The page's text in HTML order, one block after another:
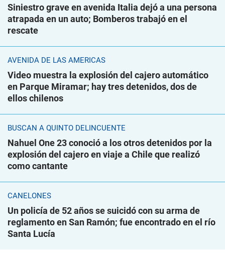
Siniestro grave en avenida Italia dejó a una persona
atrapada en un auto; Bomberos trabajó en el
rescate
AVENIDA DE LAS AMÉRICAS
Video muestra la explosión del cajero automático
en Parque Miramar; hay tres detenidos, dos de
ellos chilenos
BUSCAN A QUINTO DELINCUENTE
Nahuel One 23 conoció a los otros detenidos por la
explosión del cajero en viaje a Chile que realizó
como cantante
CANELONES
Un policía de 52 años se suicidó con su arma de
reglamento en San Ramón; fue encontrado en el río
Santa Lucía